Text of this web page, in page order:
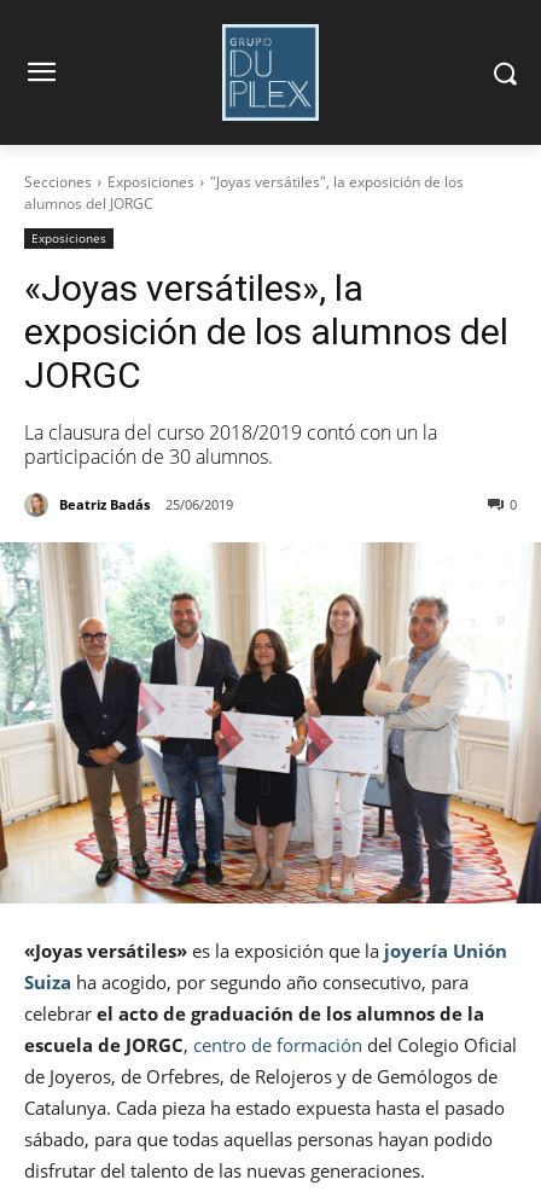
Secciones Exposiciones
"Joyas versátiles", la exposición de los
alumnos del JORGC
Exposiciones
«Joyas versátiles», la
exposición de los alumnos del
JORGC
La clausura del curso 2018/2019 contó con un la
participación de 30 alumnos.
Beatriz Badás 25/06/2019 0
«Joyas versátiles» es la exposición que la joyería Unión
Suiza ha acogido, por segundo año consecutivo, para
celebrar el acto de graduación de los alumnos de la
escuela de JORGC, centro de formación del Colegio Oficial
de Joyeros, de Orfebres, de Relojeros y de Gemólogos de
Catalunya. Cada pieza ha estado expuesta hasta el pasado
sábado, para que todas aquellas personas hayan podido
disfrutar del talento de las nuevas generaciones.